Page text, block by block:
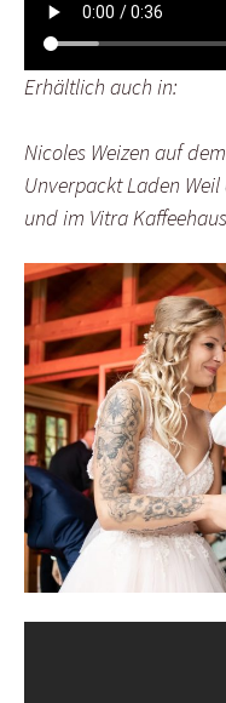
Erhältlich auch in:
Nicoles Weizen auf
Unverpackt Laden Weil
und im Vitra